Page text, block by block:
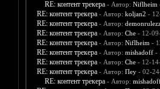
RE: контент трекера - Автор: Niflheim
RE: контент трекера - Автор: koljan2 -
RE: контент трекера - Автор:
RE: контент трекера - Автор: Che- 12-
RE: контент трекера - Автор: Niflheim -
RE: контент трекера - Автор: mishadoff-
RE: контент трекера - Автор: Che- 12-
RE: контент трекера - Автор: Пеу- 02-
RE: контент трекера - Автор: